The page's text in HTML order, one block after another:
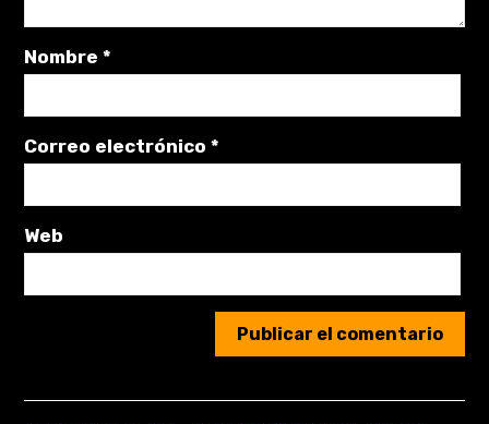
Nombre*
Correo electrónico*
Web